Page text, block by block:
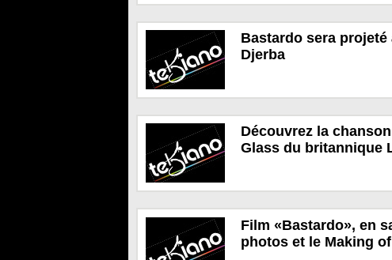
Bastardo sera projeté
Djerba
Découvrez la
Glass du britannique
Film «Bastardo», en
photos et le Making of